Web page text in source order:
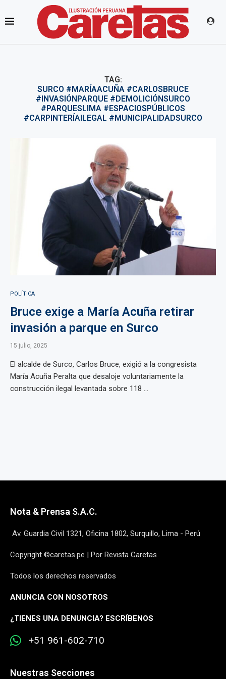
TAG:
SURCO #MARÍAACUÑA #CARLOSBRUCE
#INVASIÓNPARQUE #DEMOLICIÓNSURCO
#PARQUESLIMA #ESPACIOSPÚBLICOS
#CARPINTERÍAILEGAL #MUNICIPALIDADSURCO
POLÍTICA
Bruce exige a María Acuña retirar
invasión a parque en Surco
15 julio, 2025
El alcalde de Surco, Carlos Bruce, exigió a la congresista
María Acuña Peralta que desaloje voluntariamente la
construcción ilegal levantada sobre 118 ...
Nota & Prensa S.A.C.
Av. Guardia Civil 1321, Oficina 1802, Surquillo, Lima - Perú
Copyright ©caretas.pe | Por Revista Caretas
Todos los derechos reservados
ANUNCIA CON NOSOTROS
¿TIENES UNA DENUNCIA? ESCRÍBENOS
+51 961-602-710
Nuestras Secciones